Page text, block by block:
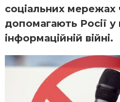
соціальних мережах
допомагають Росії у
інформаційній війні.